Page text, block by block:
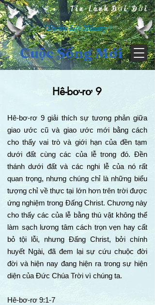
Tin Lành Đời Đời
( Divine Life Ministry )
Cuộc Sống Mới
Hê-bơ-rơ 9
Hê-bơ-rơ 9 giải thích sự tương phản giữa
giao ước cũ và giao ước mới bằng cách
cho thấy vai trò và giới hạn của đền tạm
dưới đất cùng các của lễ trong đó. Đền
thánh dưới đất và các nghi lễ của nó rất
quan trọng, nhưng chúng chỉ là những biểu
tượng chỉ về thực tại lớn hơn trên trời được
ứng nghiệm trong Đấng Christ. Chương này
cho thấy các của lễ bằng thú vật không thể
làm sạch lương tâm cách trọn vẹn hay cất
bỏ tội lỗi, nhưng Đấng Christ, bởi chính
huyết Ngài, đã đem lại sự cứu chuộc đời
đời và hiện nay đang hiện ra trong sự hiện
diện của Đức Chúa Trời vì chúng ta.
Hê-bơ-rơ 9:1-7